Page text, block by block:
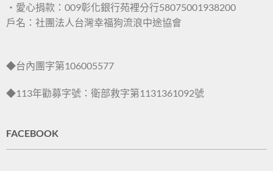
・愛心捐款：009彰化銀行苑裡分行58075001938200
戶名：社團法人台灣幸福狗流浪中途協會
◆台內團字第106005577
◆113年勸募字號：衛部救字第1131361092號
FACEBOOK